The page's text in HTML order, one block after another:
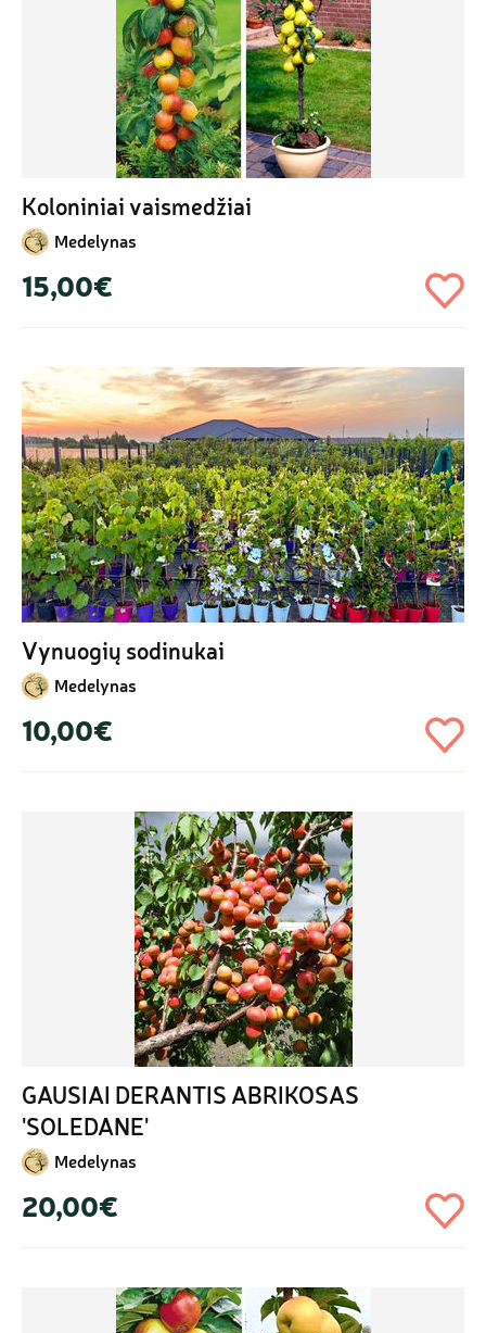
Koloniniai vaismedžiai
Medelynas
15,00€
Vynuogių sodinukai
Medelynas
10,00€
GAUSIAI DERANTIS ABRIKOSAS
'SOLEDANE'
Medelynas
20,00€